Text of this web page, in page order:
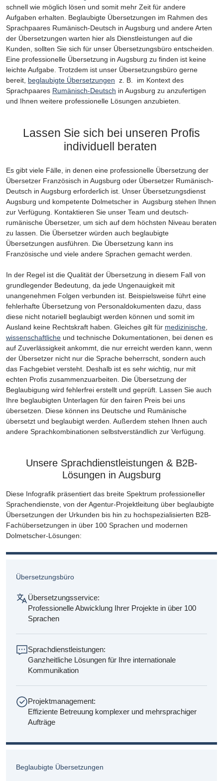
schnell wie möglich lösen und somit mehr Zeit für andere
Aufgaben erhalten. Beglaubigte Übersetzungen im Rahmen des
Sprachpaares Rumänisch-Deutsch in Augsburg und andere Arten
der Übersetzungen warten hier als Dienstleistungen auf die
Kunden, sollten Sie sich für unser Übersetzungsbüro entscheiden.
Eine professionelle Übersetzung in Augsburg zu finden ist keine
leichte Aufgabe. Trotzdem ist unser Übersetzungsbüro gerne
bereit, beglaubigte Übersetzungen z. B. im Kontext des
Sprachpaares Rumänisch-Deutsch in Augsburg zu anzufertigen
und Ihnen weitere professionelle Lösungen anzubieten.
Lassen Sie sich bei unseren Profis
individuell beraten
Es gibt viele Fälle, in denen eine professionelle Übersetzung der
Übersetzer Französisch in Augsburg oder Übersetzer Rumänisch-
Deutsch in Augsburg erforderlich ist. Unser Übersetzungsdienst
Augsburg und kompetente Dolmetscher in Augsburg stehen Ihnen
zur Verfügung. Kontaktieren Sie unser Team und deutsch-
rumänische Übersetzer, um sich auf dem höchsten Niveau beraten
zu lassen. Die Übersetzer würden auch beglaubigte
Übersetzungen ausführen. Die Übersetzung kann ins
Französische und viele andere Sprachen gemacht werden.
In der Regel ist die Qualität der Übersetzung in diesem Fall von
grundlegender Bedeutung, da jede Ungenauigkeit mit
unangenehmen Folgen verbunden ist. Beispielsweise führt eine
fehlerhafte Übersetzung von Personaldokumenten dazu, dass
diese nicht notariell beglaubigt werden können und somit im
Ausland keine Rechtskraft haben. Gleiches gilt für medizinische,
wissenschaftliche und technische Dokumentationen, bei denen es
auf Zuverlässigkeit ankommt, die nur erreicht werden kann, wenn
der Übersetzer nicht nur die Sprache beherrscht, sondern auch
das Fachgebiet versteht. Deshalb ist es sehr wichtig, nur mit
echten Profis zusammenzuarbeiten. Die Übersetzung der
Beglaubigung wird fehlerfrei erstellt und geprüft. Lassen Sie auch
Ihre beglaubigten Unterlagen für den fairen Preis bei uns
übersetzen. Diese können ins Deutsche und Rumänische
übersetzt und beglaubigt werden. Außerdem stehen Ihnen auch
andere Sprachkombinationen selbstverständlich zur Verfügung.
Unsere Sprachdienstleistungen & B2B-
Lösungen in Augsburg
Diese Infografik präsentiert das breite Spektrum professioneller
Sprachendienste, von der Agentur-Projektleitung über beglaubigte
Übersetzungen der Urkunden bis hin zu hochspezialisierten B2B-
Fachübersetzungen in über 100 Sprachen und modernen
Dolmetscher-Lösungen:
Übersetzungsbüro
Übersetzungsservice:
Professionelle Abwicklung Ihrer Projekte in über 100
Sprachen
Sprachdienstleistungen:
Ganzheitliche Lösungen für Ihre internationale
Kommunikation
Projektmanagement:
Effiziente Betreuung komplexer und mehrsprachiger
Aufträge
Beglaubigte Übersetzungen